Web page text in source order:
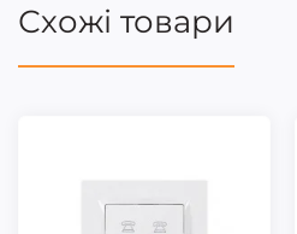
Схожі товари